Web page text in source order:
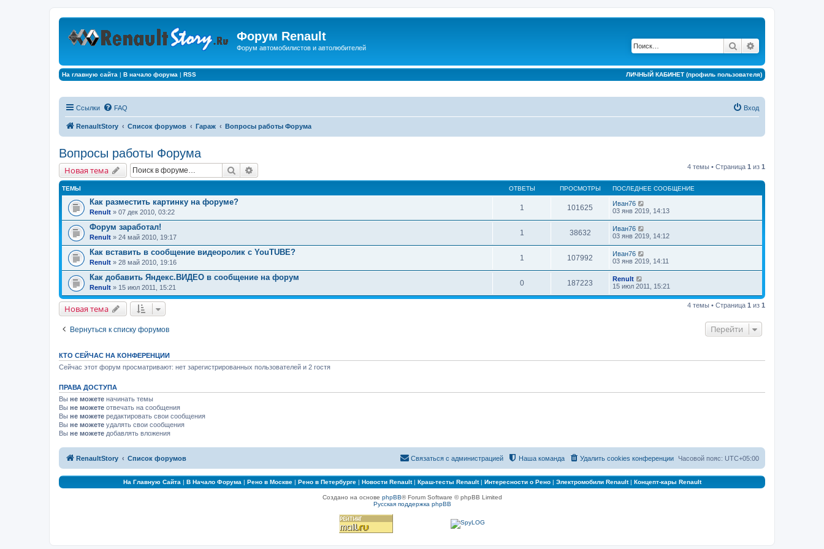
Форум Renault
Форум автомобилистов и автолюбителей Поиск
На главную сайта | В начало форума | RSS ЛИЧНЫЙ КАБИНЕТ (профиль пользователя)
Ссылки FAQ Вход
RenaultStory Список форумов Гараж Вопросы работы Форума
Вопросы работы Форума
Новая тема Поиск 4 темы • Страница 1 из 1
ТЕМЫ ОТВЕТЫ ПРОСМОТРЫ ПОСЛЕДНЕЕ СООБЩЕНИЕ
Как разместить картинку на форуме?
Renult » 07 дек 2010, 03:22
1 101625
Иван76
03 янв 2019, 14:13
Форум заработал!
Renult » 24 май 2010, 19:17
1 38632
Иван76
03 янв 2019, 14:12
Как вставить в сообщение видеоролик с YouTUBE?
Renult » 28 май 2010, 19:16
1 107992
Иван76
03 янв 2019, 14:11
Как добавить Яндекс.ВИДЕО в сообщение на форум
Renult » 15 июл 2011, 15:21
0 187223
Renult
15 июл 2011, 15:21
Новая тема 4 темы • Страница 1 из 1
Вернуться к списку форумов Перейти
КТО СЕЙЧАС НА КОНФЕРЕНЦИИ
Сейчас этот форум просматривают: нет зарегистрированных пользователей и 2 гостя
ПРАВА ДОСТУПА
Вы не можете начинать темы
Вы не можете отвечать на сообщения
Вы не можете редактировать свои сообщения
Вы не можете удалять свои сообщения
Вы не можете добавлять вложения
RenaultStory Список форумов Часовой пояс: UTC+05:00
Удалить cookies конференции
Наша команда
Связаться с администрацией
На Главную Сайта | В Начало Форума | Рено в Москве| Рено в Петербурге| Новости Renault| Краш-тесты Renault| Интересности о Рено| Электромобили Renault| Концепт-кары Renault
Создано на основе phpBB® Forum Software © phpBB Limited
Русская поддержка phpBB